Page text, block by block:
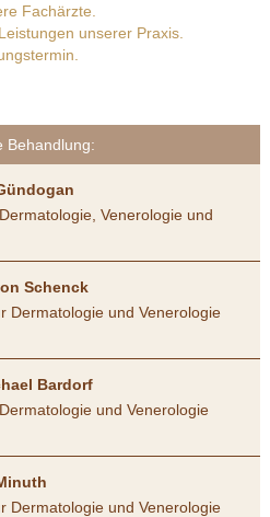
Fachärzte.
unserer Praxis.
Behandlung:
Venerologie und
Schenck
Dermatologie und Venerologie
Bardorf
und Venerologie
Dermatologie und Venerologie